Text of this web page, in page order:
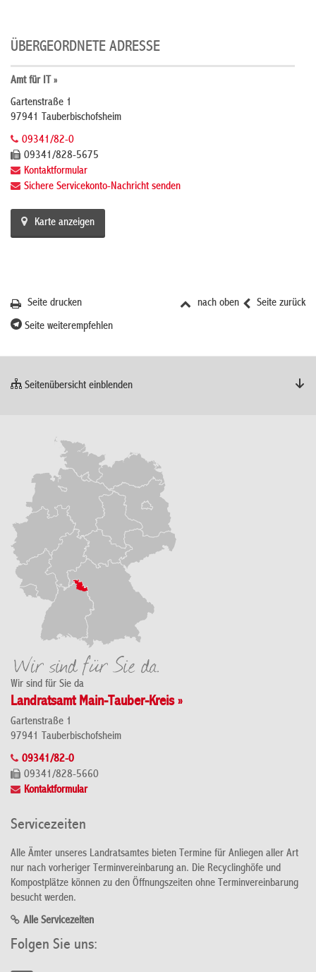
ÜBERGEORDNETE ADRESSE
Amt für IT »
Gartenstraße 1
97941 Tauberbischofsheim
09341/82-0
09341/828-5675
Kontaktformular
Sichere Servicekonto-Nachricht senden
Karte anzeigen
Seite zurück
nach oben
Seite drucken
Seite weiterempfehlen
Seitenübersicht einblenden
Wir sind für Sie da
Landratsamt Main-Tauber-Kreis »
Gartenstraße 1
97941 Tauberbischofsheim
09341/82-0
09341/828-5660
Kontaktformular
Servicezeiten
Alle Ämter unseres Landratsamtes bieten Termine für Anliegen aller Art
nur nach vorheriger Terminvereinbarung an. Die Recyclinghöfe und
Kompostplätze können zu den Öffnungszeiten ohne Terminvereinbarung
besucht werden.
Alle Servicezeiten
Folgen Sie uns: